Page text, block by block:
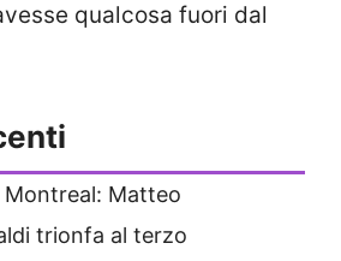
qualcosa fuori dal
Montreal: Matteo
trionfa al terzo